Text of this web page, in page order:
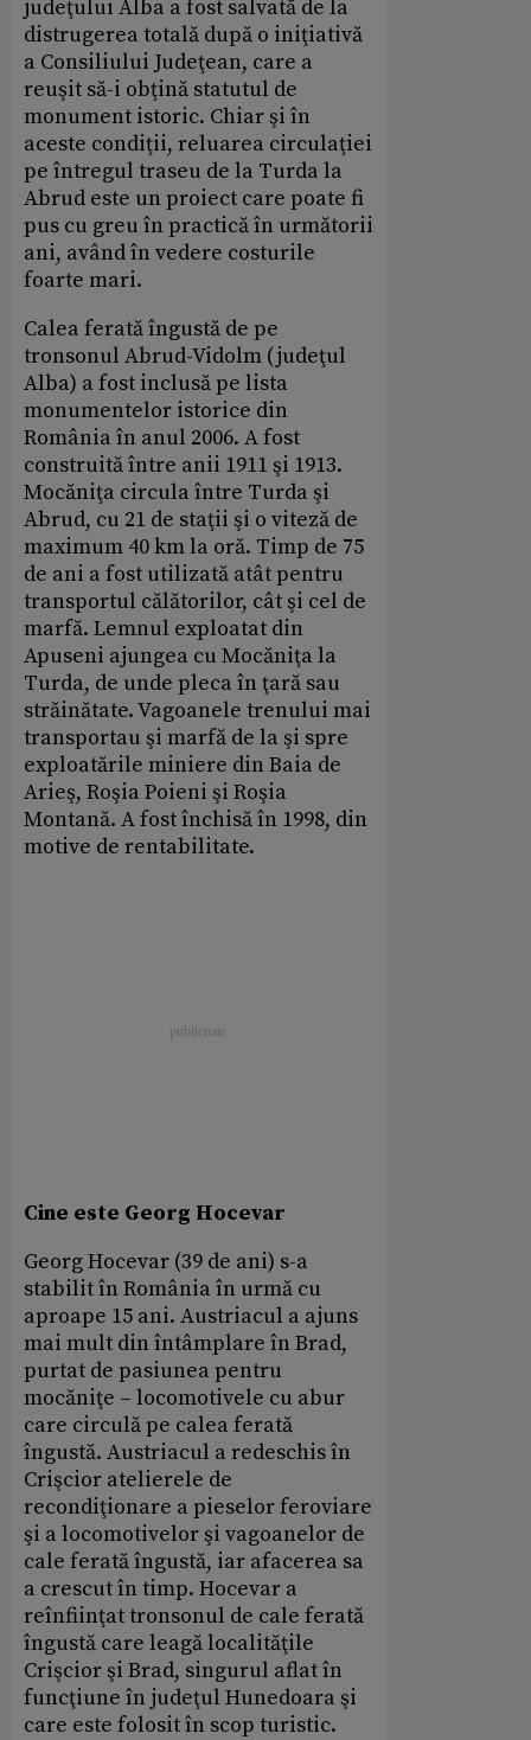
judeţului Alba a fost salvată de la
distrugerea totală după o iniţiativă
a Consiliului Judeţean, care a
reuşit să-i obţină statutul de
monument istoric. Chiar şi în
aceste condiţii, reluarea circulaţiei
pe întregul traseu de la Turda la
Abrud este un proiect care poate fi
pus cu greu în practică în următorii
ani, având în vedere costurile
foarte mari.
Calea ferată îngustă de pe
tronsonul Abrud-Vidolm (judeţul
Alba) a fost inclusă pe lista
monumentelor istorice din
România în anul 2006. A fost
construită între anii 1911 şi 1913.
Mocăniţa circula între Turda şi
Abrud, cu 21 de staţii şi o viteză de
maximum 40 km la oră. Timp de 75
de ani a fost utilizată atât pentru
transportul călătorilor, cât şi cel de
marfă. Lemnul exploatat din
Apuseni ajungea cu Mocăniţa la
Turda, de unde pleca în ţară sau
străinătate. Vagoanele trenului mai
transportau şi marfă de la şi spre
exploatările miniere din Baia de
Arieş, Roşia Poieni şi Roşia
Montană. A fost închisă în 1998, din
motive de rentabilitate.
Cine este Georg Hocevar
Georg Hocevar (39 de ani) s-a
stabilit în România în urmă cu
aproape 15 ani. Austriacul a ajuns
mai mult din întâmplare în Brad,
purtat de pasiunea pentru
mocăniţe – locomotivele cu abur
care circulă pe calea ferată
îngustă. Austriacul a redeschis în
Crişcior atelierele de
recondiţionare a pieselor feroviare
şi a locomotivelor şi vagoanelor de
cale ferată îngustă, iar afacerea sa
a crescut în timp. Hocevar a
reînfiinţat tronsonul de cale ferată
îngustă care leagă localităţile
Crişcior şi Brad, singurul aflat în
funcţiune în judeţul Hunedoara şi
care este folosit în scop turistic.